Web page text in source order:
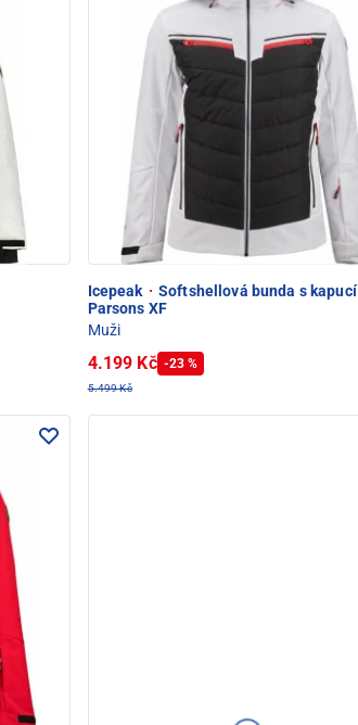
Icepeak · Softshellová bunda s kapucí
Parsons XF
Muži
4.199 Kč -23 %
5.499 Kč